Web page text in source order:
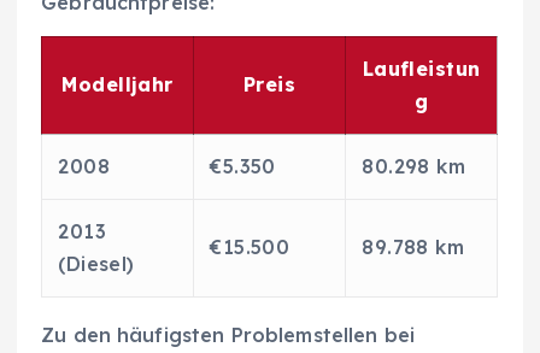
Modelljahr Preis
Laufleistun
g
2008 €5.350 80.298 km
2013
(Diesel)
€15.500 89.788 km
Zu den häufigsten Problemstellen bei